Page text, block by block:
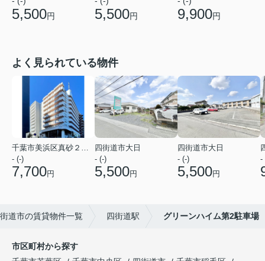
5,500円 5,500円 9,900円
よく見られている物件
千葉市美浜区真砂２丁目
- (-)
7,700円
四街道市大日
- (-)
5,500円
四街道市大日
- (-)
5,500円
-
道市の賃貸物件一覧 四街道駅 グリーンハイム第2駐車場
市区町村から探す